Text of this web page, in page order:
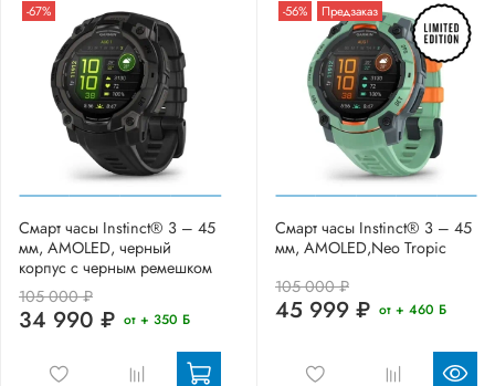
-67%
Смарт часы Instinct® 3 – 45
мм, AMOLED, черный
корпус с черным ремешком
105 000 ₽
34 990 ₽ от + 350 Б
-56% Предзаказ
Смарт часы Instinct® 3 – 45
мм, AMOLED,Neo Tropic
105 000 ₽
45 999 ₽ от + 460 Б